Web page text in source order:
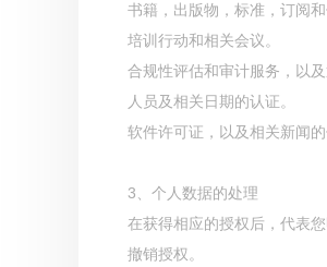
书籍，出版物，标准，订阅和
培训行动和相关会议。
合规性评估和审计服务，以
人员及相关日期的认证。
软件许可证，以及相关新闻的
3、个人数据的处理
在获得相应的授权后，代表
撤销授权。